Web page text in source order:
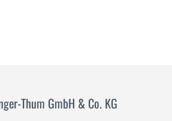
Thum GmbH & Co. KG